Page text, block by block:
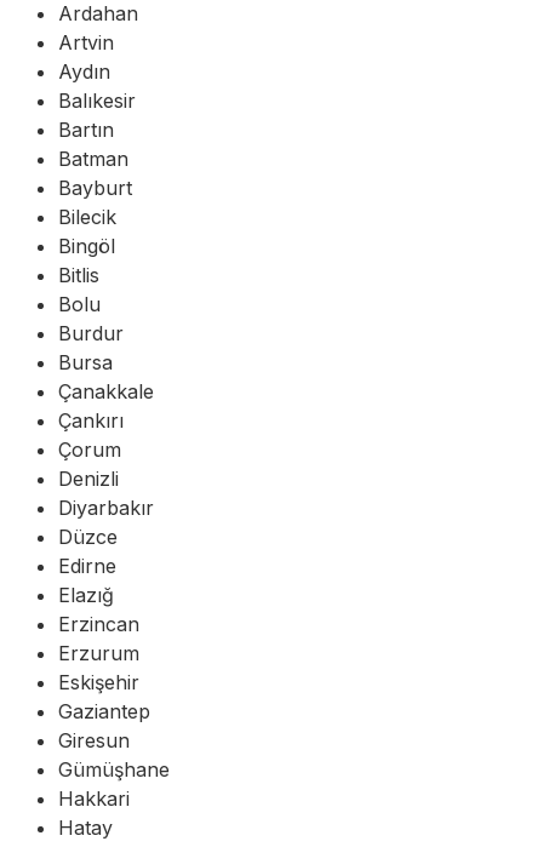
Ardahan
Artvin
Aydın
Balıkesir
Bartın
Batman
Bayburt
Bilecik
Bingöl
Bitlis
Bolu
Burdur
Bursa
Çanakkale
Çankırı
Çorum
Denizli
Diyarbakır
Düzce
Edirne
Elazığ
Erzincan
Erzurum
Eskişehir
Gaziantep
Giresun
Gümüşhane
Hakkari
Hatay